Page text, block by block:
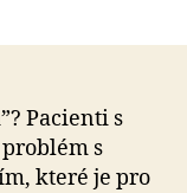
”? Pacienti s
s
které je pro